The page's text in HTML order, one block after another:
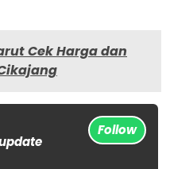
Cek Harga dan
Follow